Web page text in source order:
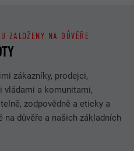
ZALOŽENY NA DŮVĚŘE
zákazníky, prodejci,
vládami a komunitami,
zodpovědně a eticky a
na důvěře a našich základních